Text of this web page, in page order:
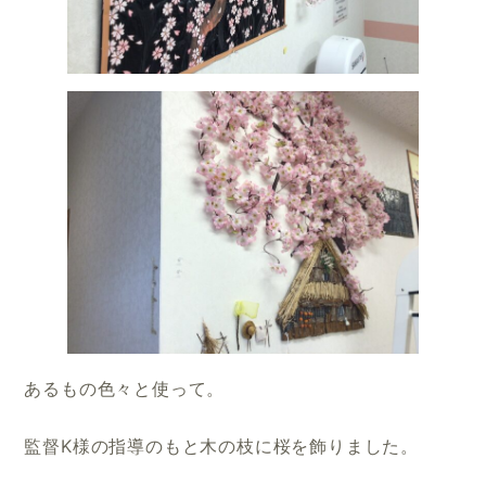
あるもの色々と使って。
監督K様の指導のもと木の枝に桜を飾りました。